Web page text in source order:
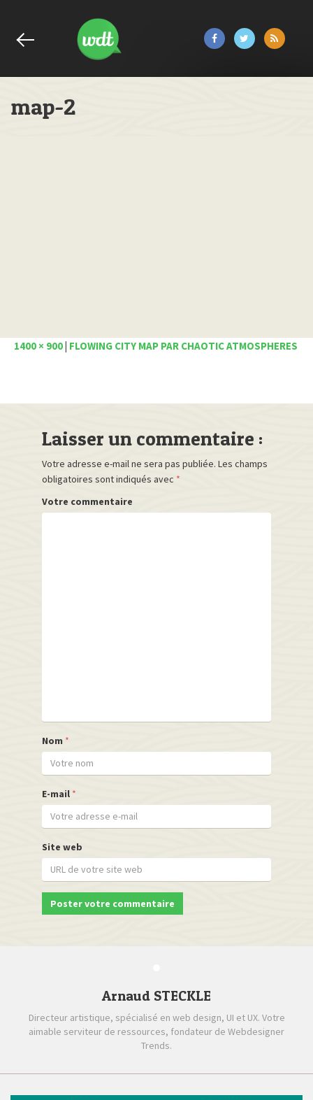
map-2
1400 × 900| FLOWING CITY MAP PAR CHAOTIC ATMOSPHERES
Laisser un commentaire :
Votre adresse e-mail ne sera pas publiée. Les champs
obligatoires sont indiqués avec *
Votre commentaire
Nom *
E-mail *
Site web
Arnaud STECKLE
Directeur artistique, spécialisé en web design, UI et UX. Votre
aimable serviteur de ressources, fondateur de Webdesigner
Trends.